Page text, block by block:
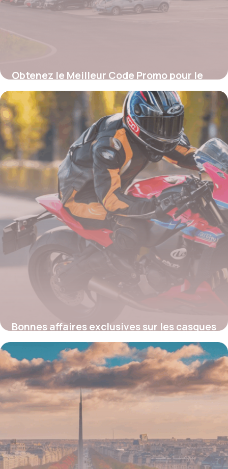
Obtenez le Meilleur Code Promo pour le
Parking de l’Aéroport Charleroi : Guide
Complet pour Économiser
4 juillet 2025
Bonnes affaires exclusives sur les casques
Arai : où profiter des meilleures promos
moto
4 juillet 2025